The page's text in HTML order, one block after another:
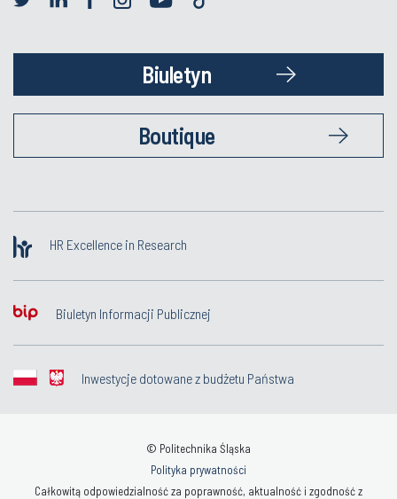
Biuletyn
Boutique
HR Excellence in Research
Biuletyn Informacji Publicznej
Inwestycje dotowane z budżetu Państwa
© Politechnika Śląska
Polityka prywatności
Całkowitą odpowiedzialność za poprawność, aktualność i zgodność z